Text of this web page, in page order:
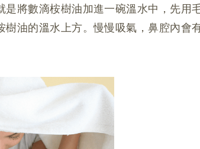
是將數滴桉樹油加進一碗溫水中，先用
樹油的溫水上方。慢慢吸氣，鼻腔內會